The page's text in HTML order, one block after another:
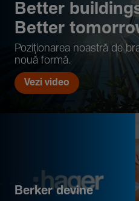
Better
Better
Pozi­țio­narea noastră de
nouă formă.
Vezi video
Berker devine